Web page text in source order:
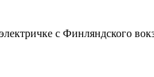
с Финляндского